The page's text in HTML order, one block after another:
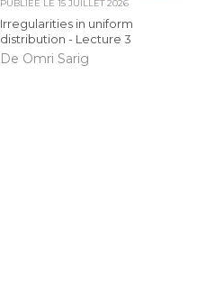
PUBLIÉE LE 15 JUILLET 2026
Irregularities in uniform
distribution - Lecture 3
De Omri Sarig